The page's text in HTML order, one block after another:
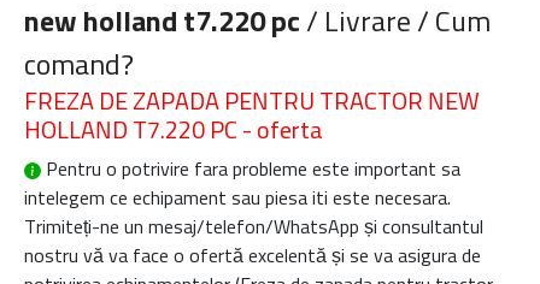
new holland t7.220 pc / Livrare / Cum
comand?
FREZA DE ZAPADA PENTRU TRACTOR NEW
HOLLAND T7.220 PC - oferta
Pentru o potrivire fara probleme este important sa
intelegem ce echipament sau piesa iti este necesara.
Trimiteți-ne un mesaj/telefon/WhatsApp și consultantul
nostru vă va face o ofertă excelentă și se va asigura de